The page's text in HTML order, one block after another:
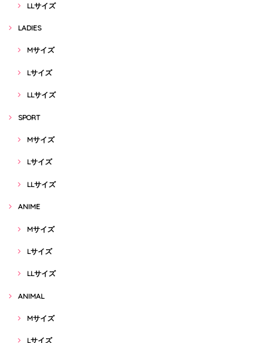
LLサイズ
LADIES
Mサイズ
Lサイズ
LLサイズ
SPORT
Mサイズ
Lサイズ
LLサイズ
ANIME
Mサイズ
Lサイズ
LLサイズ
ANIMAL
Mサイズ
Lサイズ